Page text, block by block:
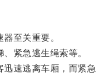
至关重要。
紧急逃生绳索等。
速逃离车厢，而紧急